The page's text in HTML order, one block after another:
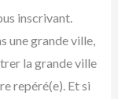
inscrivant.
une grande ville,
la grande ville
repéré(e). Et si